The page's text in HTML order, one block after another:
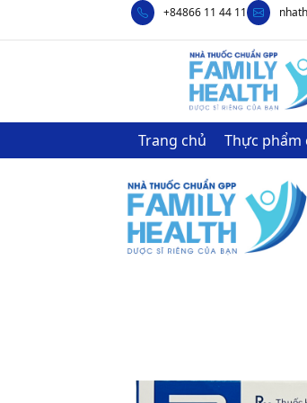
+84866 11 44 11
Trang chủ Thực phẩm